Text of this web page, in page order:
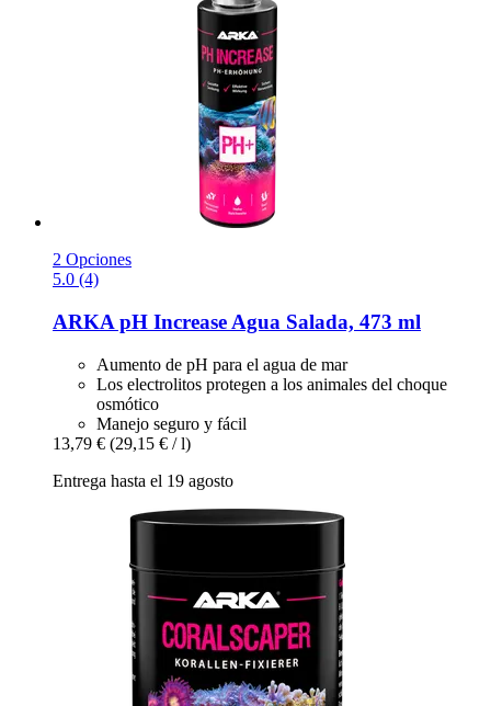
2 Opciones
5.0 (4)
ARKA pH Increase Agua Salada, 473 ml
Aumento de pH para el agua de mar
Los electrolitos protegen a los animales del choque
osmótico
Manejo seguro y fácil
13,79 € (29,15 € / l)
Entrega hasta el 19 agosto